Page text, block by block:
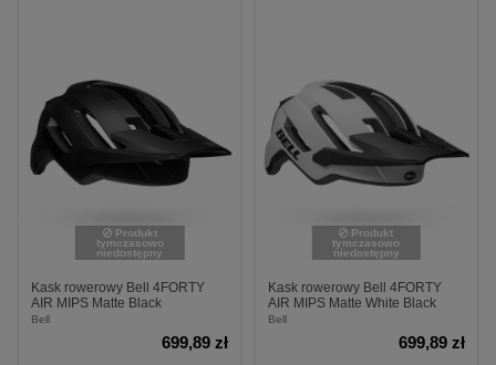
Produkt
tymczasowo
niedostępny
Kask rowerowy Bell 4FORTY
AIR MIPS Matte Black
Bell
699,89 zł
Produkt
tymczasowo
niedostępny
Kask rowerowy Bell 4FORTY
AIR MIPS Matte White Black
Bell
699,89 zł